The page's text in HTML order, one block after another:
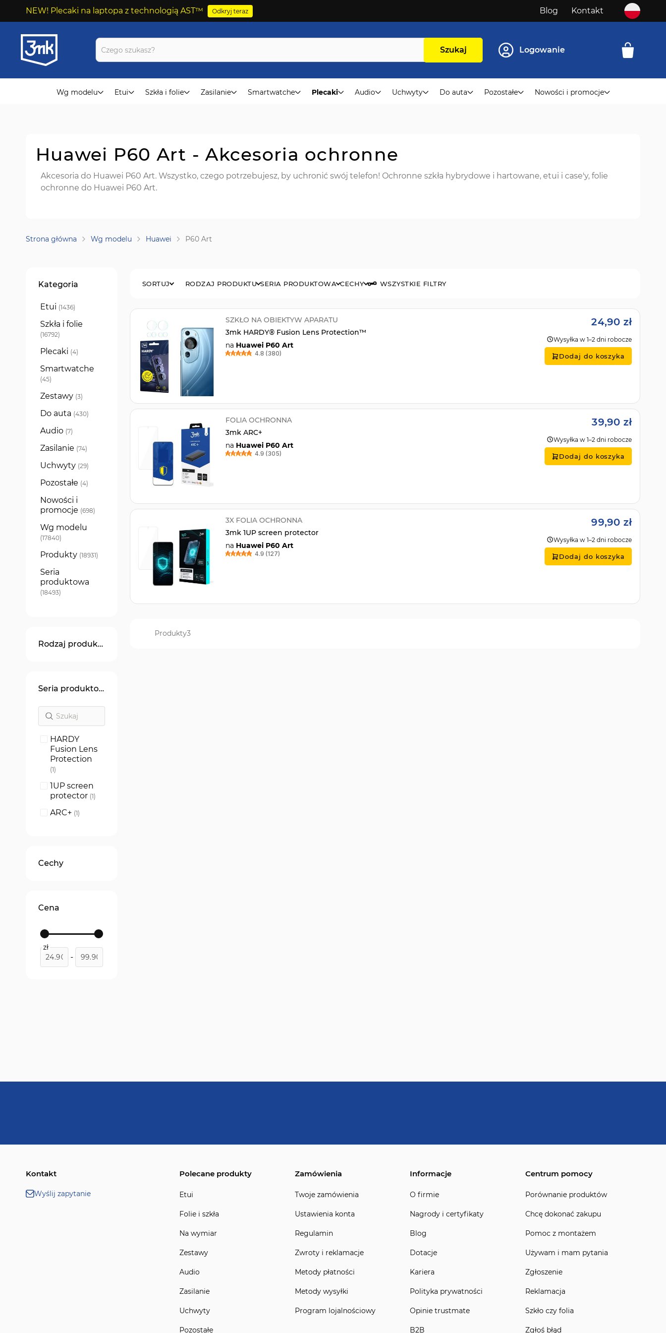
NEW! Plecaki na laptopa z technologią AST™ Odkryj teraz
Przejdź
do
treści
Blog Kontakt
Szukaj Logowanie
Wg modelu Etui Szkła i folie Zasilanie Smartwatche Plecaki Audio Uchwyty Do auta Pozostałe Nowości i promocje
Huawei P60 Art - Akcesoria ochronne
Akcesoria do Huawei P60 Art. Wszystko, czego potrzebujesz, by uchronić swój telefon! Ochronne szkła hybrydowe i hartowane, etui i case'y, folie
ochronne do Huawei P60 Art.
Strona główna Wg modelu Huawei P60 Art
RODZAJ PRODUKTU SERIA PRODUKTOWA CECHY WSZYSTKIE FILTRY
SORTUJ
SZKŁO NA OBIEKTYW APARATU
3mk HARDY® Fusion Lens Protection™
na Huawei P60 Art
4.8 (380)
24,90 zł
Wysyłka w 1–2 dni robocze
Dodaj do koszyka
FOLIA OCHRONNA
3mk ARC+
na Huawei P60 Art
4.9 (305)
39,90 zł
Wysyłka w 1–2 dni robocze
Dodaj do koszyka
3X FOLIA OCHRONNA
3mk 1UP screen protector
na Huawei P60 Art
4.9 (127)
99,90 zł
Wysyłka w 1–2 dni robocze
Dodaj do koszyka
Produkty3
Kategoria
Etui 1436
produkty
Szkła i folie
16792
produkty
Plecaki 4
produkty
Smartwatche
45
produkty
Zestawy 3
produkty
Do auta 430
produkty
Audio 7
produkty
Zasilanie 74
produkty
Uchwyty 29
produkty
Pozostałe 4
produkty
Nowości i
promocje 698
produkty
Wg modelu
17840
produkty
Produkty 18931
produkty
Seria
produktowa
18493
produkty
Rodzaj produktu
Seria produktowa
HARDY
Fusion Lens
Protection
1
produkt
1UP screen
protector 1
produkt
ARC+ 1
produkt
Cechy
Cena
zł
-
Kontakt
Wyślij zapytanie
Polecane produkty
Etui
Folie i szkła
Na wymiar
Zestawy
Audio
Zasilanie
Uchwyty
Pozostałe
Zamówienia
Twoje zamówienia
Ustawienia konta
Regulamin
Zwroty i reklamacje
Metody płatności
Metody wysyłki
Program lojalnościowy
Informacje
O firmie
Nagrody i certyfikaty
Blog
Dotacje
Kariera
Polityka prywatności
Opinie trustmate
B2B
Centrum pomocy
Porównanie produktów
Chcę dokonać zakupu
Pomoc z montażem
Używam i mam pytania
Zgłoszenie
Reklamacja
Szkło czy folia
Zgłoś błąd